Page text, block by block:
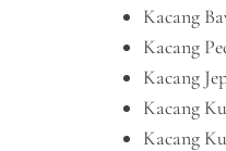
Kacang
Kacang
Kacang
Kacang
Kacang